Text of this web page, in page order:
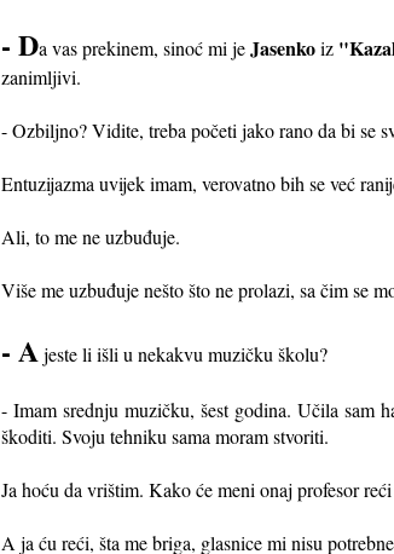
- Da vas prekinem, sinoć mi jeJasenkoiz
zanimljivi.
- Ozbiljno? Vidite, treba početi jako rano da bi se
Entuzijazma uvijek imam, verovatno bih se već
Ali, to me ne uzbuđuje.
Više me uzbuđuje nešto što ne prolazi, sa čim se
- Ajeste li išli u nekakvu muzičku školu?
- Imam srednju muzičku, šest godina. Učila sam
škoditi. Svoju tehniku sama moram stvoriti.
Ja hoću da vrištim. Kako će meni onaj profesor
A ja ću reći, šta me briga, glasnice mi nisu